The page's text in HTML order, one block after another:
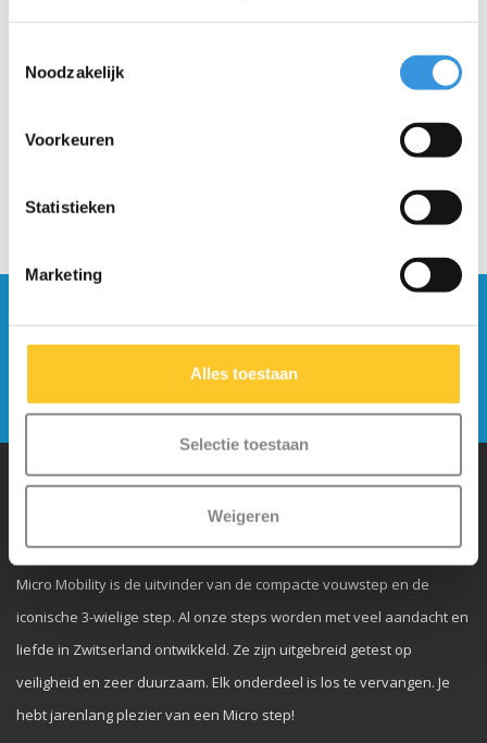
Noodzakelijk
Voorkeuren
Statistieken
Marketing
Alles toestaan
Selectie toestaan
Weigeren
(4668)
nieuwsbrief
Waarom Micro Step?
Micro Mobility is de uitvinder van de compacte vouwstep en de
iconische 3-wielige step. Al onze steps worden met veel aandacht en
liefde in Zwitserland ontwikkeld. Ze zijn uitgebreid getest op
veiligheid en zeer duurzaam. Elk onderdeel is los te vervangen. Je
hebt jarenlang plezier van een Micro step!